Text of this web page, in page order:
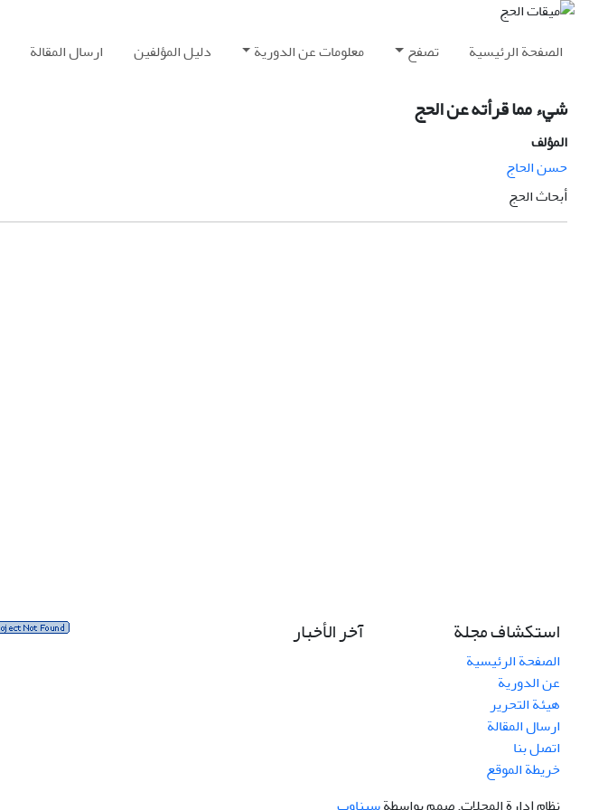
الصفحة الرئيسية تصفح معلومات عن الدورية دليل المؤلفين ارسال المقالة
شيء مما قرأته عن الحج
المؤلف
حسن الحاج
أبحاث الحج
استكشاف مجلة
الصفحة الرئيسية
عن الدورية
هيئة التحرير
ارسال المقالة
اتصل بنا
خريطة الموقع
آخر الأخبار